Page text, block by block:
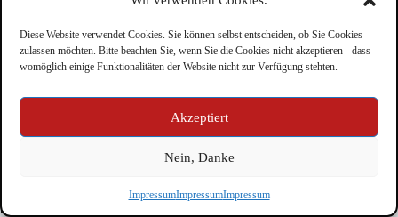
Diese Website verwendet Cookies. Sie können selbst entscheiden, ob Sie Cookies
zulassen möchten. Bitte beachten Sie, wenn Sie die Cookies nicht akzeptieren - dass
womöglich einige Funktionalitäten der Website nicht zur Verfügung stehten.
Akzeptiert
Nein, Danke
ImpressumImpressumImpressum
Copyright © Feuerwehr Kirchbichl 2026 - WordPress Theme
by